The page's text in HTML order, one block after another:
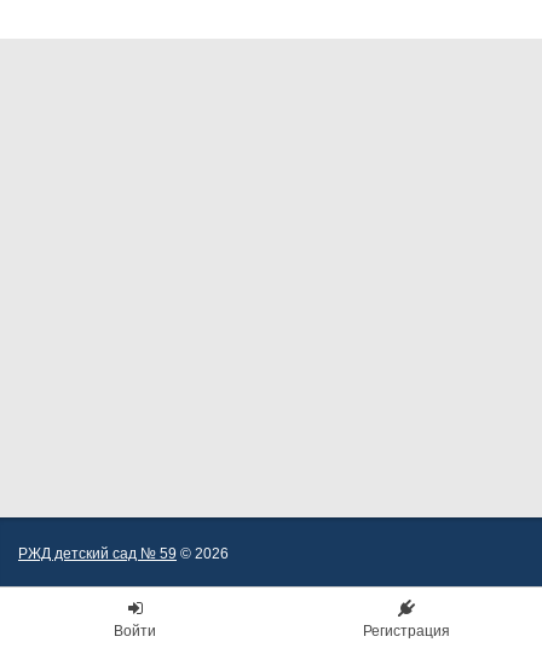
РЖД детский сад № 59 © 2026
Войти Регистрация